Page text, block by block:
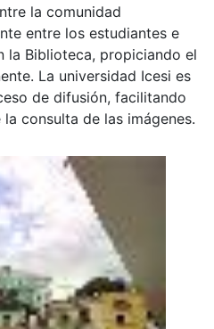
la comunidad
entre los estudiantes e
la Biblioteca, propiciando el
La universidad Icesi es
de difusión, facilitando
consulta de las imágenes.